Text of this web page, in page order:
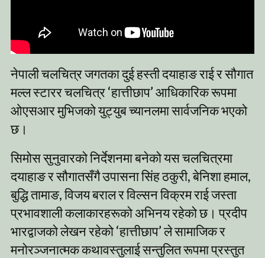
नेपाली चलचित्र जगतका दुई हस्ती दयाहाङ राई र सौगात
मल्ल स्टारर चलचित्र ‘हात्तीछाप’ आधिकारिक रूपमा
ओएसआर मुभिजको युट्युब च्यानलमा सार्वजनिक भएको
छ।
सिमोस सुनुवारको निर्देशनमा बनेको यस चलचित्रमा
दयाहाङ र सौगातसँगै उपासना सिंह ठकुरी, बेनिशा हमाल,
बुद्धि तामाङ, विजय बराल र विल्सन विक्रम राई जस्ता
प्रभावशाली कलाकारहरूको अभिनय रहेको छ। प्रदीप
भारद्वाजको लेखन रहेको ‘हात्तीछाप’ ले सामाजिक र
मनोरञ्जनात्मक कथावस्तुलाई सन्तुलित रूपमा प्रस्तुत